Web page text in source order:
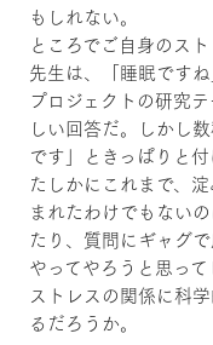
もしれない。
ところでご自身のス
先生は、「睡眠です
プロジェクトの研究
しい回答だ。しかし
です」ときっぱりと付
たしかにこれまで、
まれたわけでもない
たり、質問にギャグ
やってやろうと思っ
ストレスの関係に科
るだろうか。